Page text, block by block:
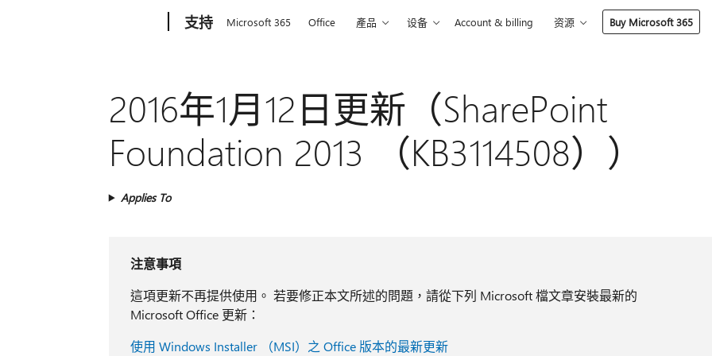
支持 Microsoft 365 Office 產品 设备 Account & billing 资源 Buy Microsoft 365
2016年1月12日更新（SharePoint
Foundation 2013 （KB3114508））
Applies To
注意事項
這項更新不再提供使用。 若要修正本文所述的問題，請從下列 Microsoft 檔文章安裝最新的
Microsoft Office 更新：
使用 Windows Installer （MSI）之 Office 版本的最新更新